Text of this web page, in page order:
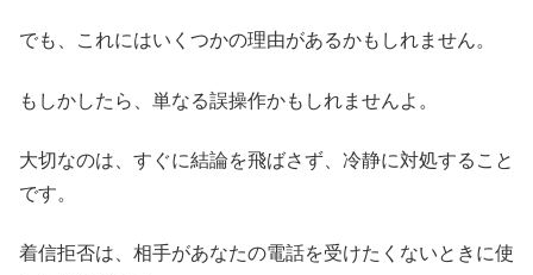
でも、これにはいくつかの理由があるかもしれません。
もしかしたら、単なる誤操作かもしれませんよ。
大切なのは、すぐに結論を飛ばさず、冷静に対処すること
です。
着信拒否は、相手があなたの電話を受けたくないときに使